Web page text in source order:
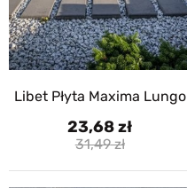
Libet Płyta Maxima Lungo
23,68
31,49